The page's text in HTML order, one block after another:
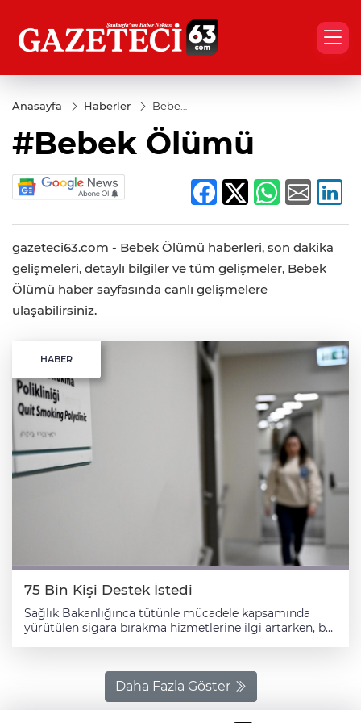
Anasayfa Haberler
Bebek
#Bebek Ölümü
gazeteci63.com - Bebek Ölümü haberleri, son dakika
gelişmeleri, detaylı bilgiler ve tüm gelişmeler, Bebek
Ölümü haber sayfasında canlı gelişmelere
ulaşabilirsiniz.
HABER
75 Bin Kişi Destek İstedi
Sağlık Bakanlığınca tütünle mücadele kapsamında
yürütülen sigara bırakma hizmetlerine ilgi artarken, bu
Günü" dolayısıyla Bakanlık verilerinden derlediği
bilgilere göre, tütün ürünleri insan sağlığının yanı sıra
çevre ve doğal kaynaklar üzerinde de ciddi tehdit
oluşturuyor. Sağlık Bakanlığınca, tütünle mücadele
Daha Fazla Göster